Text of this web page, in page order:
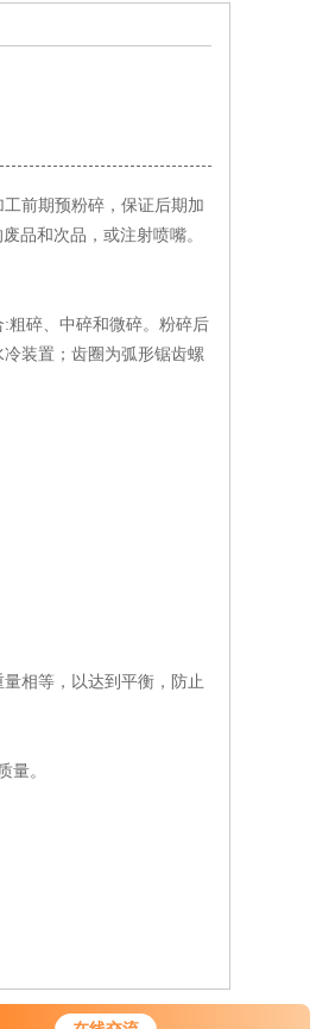
前期预粉碎，保证后期加
品和次品，或注射喷嘴。
碎、中碎和微碎。粉碎后
装置；齿圈为弧形锯齿螺
相等，以达到平衡，防止
量。